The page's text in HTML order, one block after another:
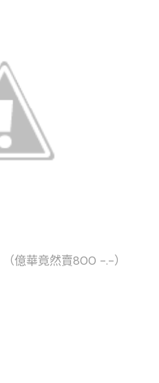
（億華竟然賣800 -.-）